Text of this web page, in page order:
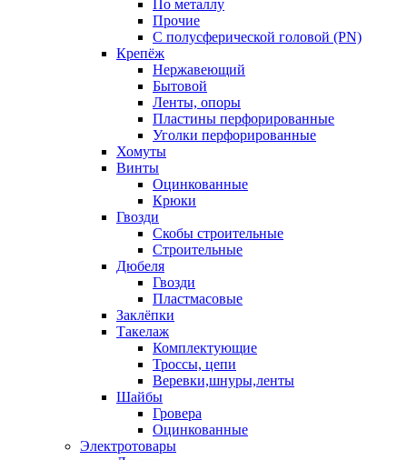
По металлу
Прочие
С полусферической головой (PN)
Крепёж
Нержавеющий
Бытовой
Ленты, опоры
Пластины перфорированные
Уголки перфорированные
Хомуты
Винты
Оцинкованные
Крюки
Гвозди
Скобы строительные
Строительные
Дюбеля
Гвозди
Пластмасовые
Заклёпки
Такелаж
Комплектующие
Троссы, цепи
Веревки,шнуры,ленты
Шайбы
Гровера
Оцинкованные
Электротовары